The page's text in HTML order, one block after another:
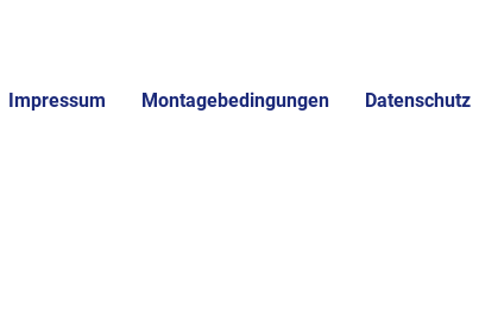
Impressum Montagebedingungen Datenschutz